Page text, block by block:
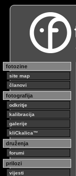
fotozine
site map
članovi
fotografija
odkritje
kalibracija
galerije
kliCkalica™
druženja
forumi
prilozi
vijesti